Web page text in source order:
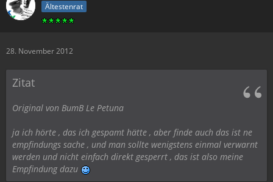
Ältestenrat
28. November 2012
Zitat
Original von BumB Le Petuna
ja ich hörte , das ich gespamt hätte , aber finde auch das ist ne
empfindungs sache , und man sollte wenigstens einmal verwarnt
werden und nicht einfach direkt gesperrt , das ist also meine
Empfindung dazu